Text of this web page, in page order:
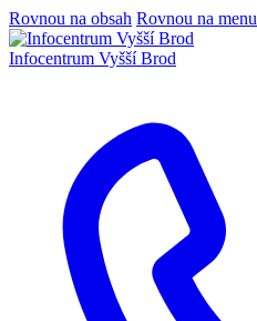
Rovnou na obsah Rovnou na menu
Infocentrum Vyšší Brod